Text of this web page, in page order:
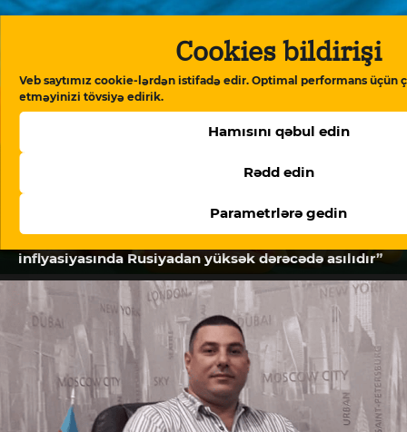
Cookies bildirişi
Veb saytımız cookie-lərdən istifadə edir. Optimal performans üçün
etməyinizi tövsiyə edirik.
Hamısını qəbul edin
Rədd edin
Parametrlərə gedin
inflyasiyasında Rusiyadan yüksək dərəcədə asılıdır”